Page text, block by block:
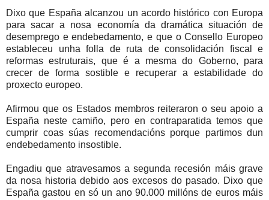
Dixo que España alcanzou un acordo histórico con Europa
para sacar a nosa economía da dramática situación de
desemprego e endebedamento, e que o Consello Europeo
estableceu unha folla de ruta de consolidación fiscal e
reformas estruturais, que é a mesma do Goberno, para
crecer de forma sostible e recuperar a estabilidade do
proxecto europeo.
Afirmou que os Estados membros reiteraron o seu apoio a
España neste camiño, pero en contraparatida temos que
cumprir coas súas recomendacións porque partimos dun
endebedamento insostible.
Engadiu que atravesamos a segunda recesión máis grave
da nosa historia debido aos excesos do pasado. Dixo que
España gastou en só un ano 90.000 millóns de euros máis